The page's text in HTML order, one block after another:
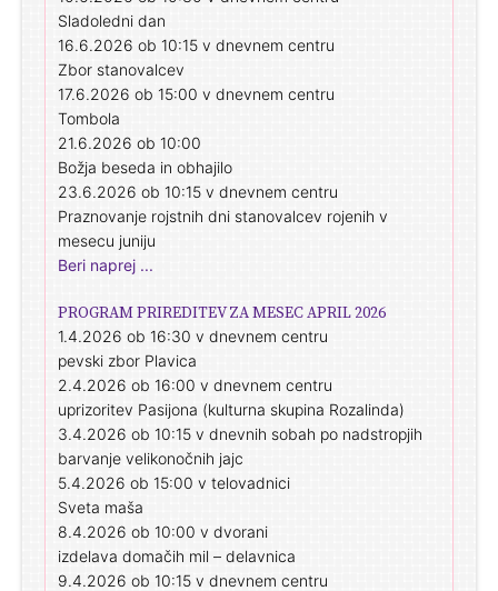
Sladoledni dan
16.6.2026 ob 10:15 v dnevnem centru
Zbor stanovalcev
17.6.2026 ob 15:00 v dnevnem centru
Tombola
21.6.2026 ob 10:00
Božja beseda in obhajilo
23.6.2026 ob 10:15 v dnevnem centru
Praznovanje rojstnih dni stanovalcev rojenih v
mesecu juniju
Beri naprej ...
PROGRAM PRIREDITEV ZA MESEC APRIL 2026
1.4.2026 ob 16:30 v dnevnem centru
pevski zbor Plavica
2.4.2026 ob 16:00 v dnevnem centru
uprizoritev Pasijona (kulturna skupina Rozalinda)
3.4.2026 ob 10:15 v dnevnih sobah po nadstropjih
barvanje velikonočnih jajc
5.4.2026 ob 15:00 v telovadnici
Sveta maša
8.4.2026 ob 10:00 v dvorani
izdelava domačih mil – delavnica
9.4.2026 ob 10:15 v dnevnem centru